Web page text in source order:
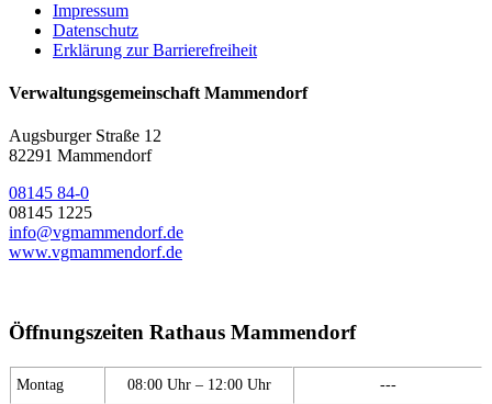
Impressum
Datenschutz
Erklärung zur Barrierefreiheit
Verwaltungsgemeinschaft Mammendorf
Augsburger Straße 12
82291 Mammendorf
08145 84-0
08145 1225
info@vgmammendorf.de
www.vgmammendorf.de
Öffnungszeiten Rathaus Mammendorf
Montag 08:00 Uhr – 12:00 Uhr ---